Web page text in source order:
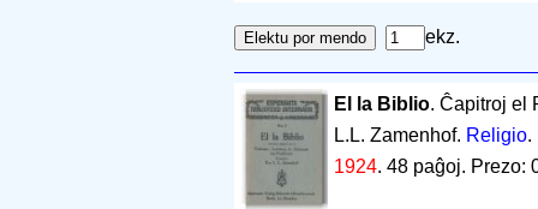
ekz.
El la Biblio. Ĉapitroj el
L.L. Zamenhof. Religio.
1924. 48 paĝoj. Prezo: